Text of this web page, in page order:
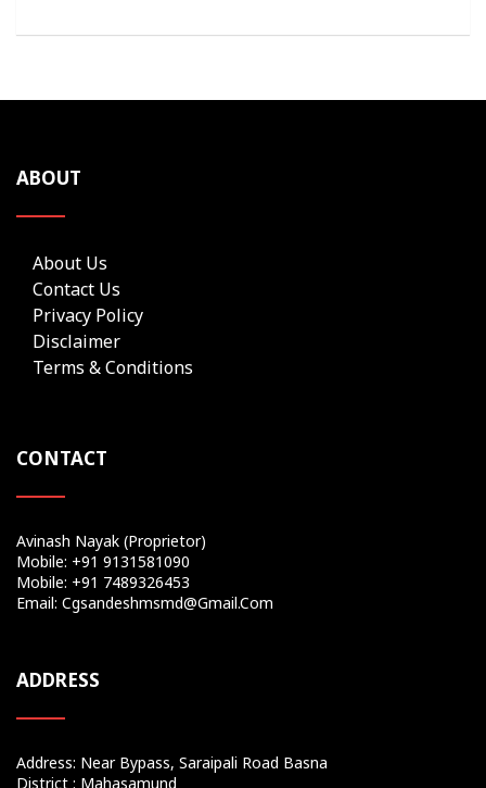
ABOUT
About Us
Contact Us
Privacy Policy
Disclaimer
Terms & Conditions
CONTACT
Avinash Nayak (Proprietor)
Mobile: +91 9131581090
Mobile: +91 7489326453
Email: Cgsandeshmsmd@gmail.com
ADDRESS
Address: Near Bypass, Saraipali Road Basna
District : Mahasamund